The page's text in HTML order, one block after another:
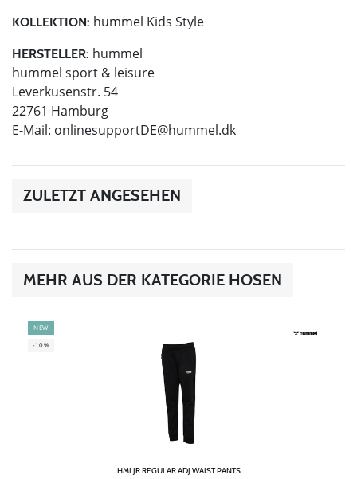
KOLLEKTION: hummel Kids Style
HERSTELLER: hummel
hummel sport & leisure
Leverkusenstr. 54
22761 Hamburg
E-Mail: onlinesupportDE@hummel.dk
ZULETZT ANGESEHEN
MEHR AUS DER KATEGORIE HOSEN
NEW
-10%
HMLJR REGULAR ADJ WAIST PANTS